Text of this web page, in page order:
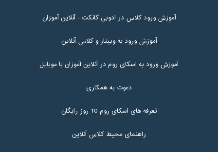
آموزش ورود کلاس در ادوبی کانکت - آنلاین آموزان
آموزش ورود به وبینار و کلاس آنلاین
آموزش ورود به اسکای روم در آنلاین آموزان با موبایل
دعوت به همکاری
تعرفه های اسکای روم 10 روز رایگان
راهنمای محیط کلاس آنلاین